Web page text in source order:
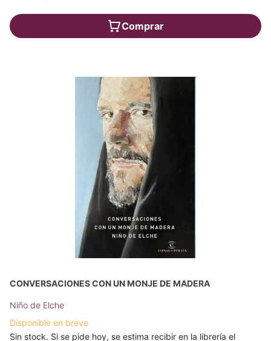
Comprar
CONVERSACIONES CON UN MONJE DE MADERA
Niño de Elche
Disponible en breve
Sin stock. Si se pide hoy, se estima recibir en la librería el